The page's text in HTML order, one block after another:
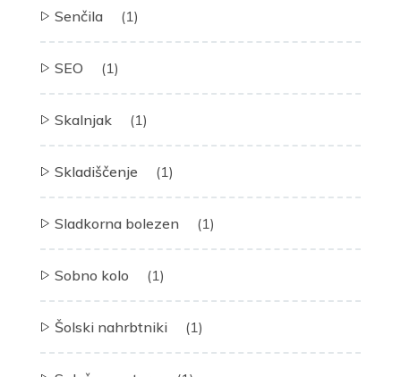
Senčila (1)
SEO (1)
Skalnjak (1)
Skladiščenje (1)
Sladkorna bolezen (1)
Sobno kolo (1)
Šolski nahrbtniki (1)